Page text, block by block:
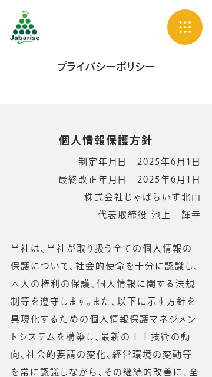
プライバシーポリシー
個人情報保護方針
制定年月日 2025年6月1日
最終改正年月日 2025年6月1日
株式会社じゃばらいず北山
代表取締役 池上 輝幸
当社は、当社が取り扱う全ての個人情報の
保護について、社会的使命を十分に認識し、
本人の権利の保護、個人情報に関する法規
制等を遵守します。また、以下に示す方針を
具現化するための個人情報保護マネジメン
トシステムを構築し、最新のＩＴ技術の動
向、社会的要請の変化、経営環境の変動等
を常に認識しながら、その継続的改善に、全